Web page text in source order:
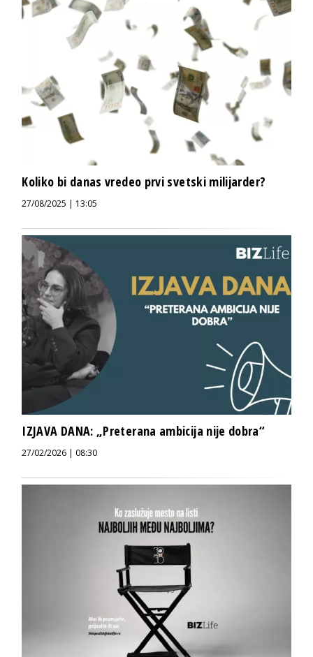
Koliko bi danas vredeo prvi svetski milijarder?
27/08/2025 | 13:05
IZJAVA DANA: „Preterana ambicija nije dobra“
27/02/2026 | 08:30